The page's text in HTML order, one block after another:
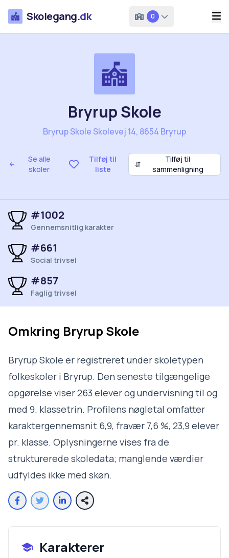
Skolegang.dk 0
Se alle
skoler
Tilføj til
liste
⇵
Tilføj til
sammenligning
Bryrup Skole
Bryrup Skole Skolevej 14, 8654 Bryrup
#1002
Gennemsnitlig karakter
#661
Social trivsel
#857
Faglig trivsel
Omkring Bryrup Skole
Bryrup Skole er registreret under skoletypen
folkeskoler i Bryrup. Den seneste tilgængelige
opgørelse viser 263 elever og undervisning til og
med 9. klassetrin. Profilens nøgletal omfatter
karaktergennemsnit 6,9, fravær 7,6 %, 23,9 elever
pr. klasse. Oplysningerne vises fra de
strukturerede skoledata; manglende værdier
udfyldes ikke med skøn.
Karakterer